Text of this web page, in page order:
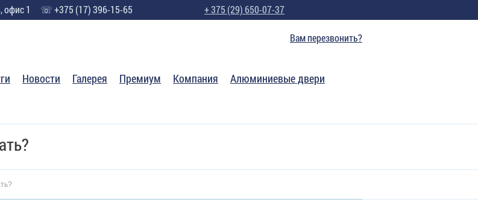
офис 1 ☏ +375 (17) 396-15-65 + 375 (29) 650-07-37
Вам перезвонить?
Новости Галерея Премиум Компания
Алюминиевые двери